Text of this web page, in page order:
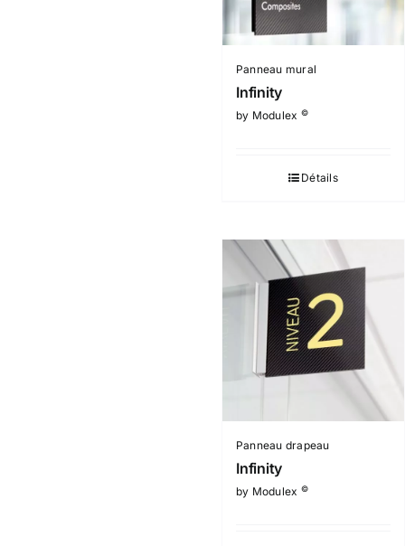
Panneau mural
Infinity
by Modulex ©
Détails
Panneau drapeau
Infinity
by Modulex ©